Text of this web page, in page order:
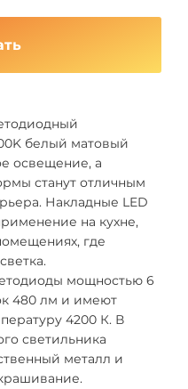
белый матовый
освещение, а
станут отличным
Накладные LED
на кухне,
где
мощностью 6
480 лм и имеют
4200 К. В
светильника
металл и